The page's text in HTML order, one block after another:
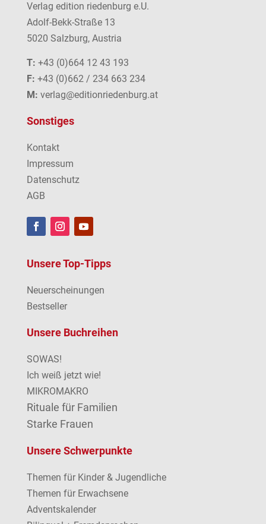
Verlag edition riedenburg e.U.
Adolf-Bekk-Straße 13
5020 Salzburg, Austria
T: +43 (0)664 12 43 193
F: +43 (0)662 / 234 663 234
M: verlag@editionriedenburg.at
Sonstiges
Kontakt
Impressum
Datenschutz
AGB
Unsere Top-Tipps
Neuerscheinungen
Bestseller
Unsere Buchreihen
SOWAS!
Ich weiß jetzt wie!
MIKROMAKRO
Rituale für Familien
Starke Frauen
Unsere Schwerpunkte
Themen für Kinder & Jugendliche
Themen für Erwachsene
Adventskalender